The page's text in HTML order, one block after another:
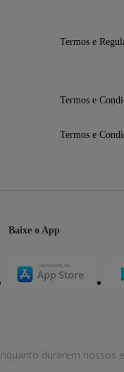
Termos e
Termos e
Termos e
Baixe o App
durarem nossos